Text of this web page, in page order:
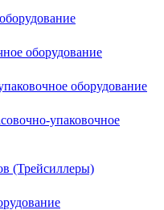
оборудование
оборудование
упаковочное
(Трейсиллеры)